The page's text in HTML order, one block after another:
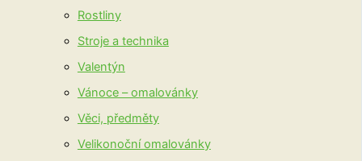
Rostliny
Stroje a technika
Valentýn
Vánoce – omalovánky
Věci, předměty
Velikonoční omalovánky